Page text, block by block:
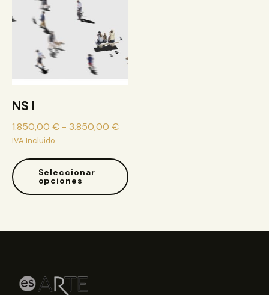
NS I
1.850,00 € - 3.850,00 €
IVA Incluido
Seleccionar
opciones